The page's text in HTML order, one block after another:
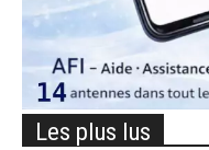
Les plus lus